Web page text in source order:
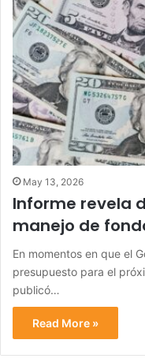
May 13, 2026
Informe revela
manejo de
En momentos en que el
presupuesto para el
publicó…
Read More »